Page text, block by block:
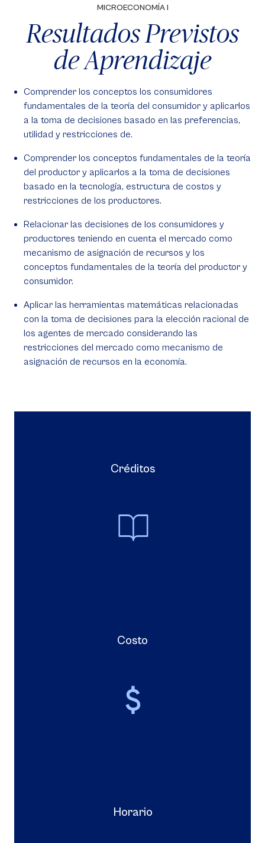
MICROECONOMÍA I
Resultados Previstos
de Aprendizaje
Comprender los conceptos los consumidores
fundamentales de la teoría del consumidor y aplicarlos
a la toma de decisiones basado en las preferencias,
utilidad y restricciones de.
Comprender los conceptos fundamentales de la teoría
del productor y aplicarlos a la toma de decisiones
basado en la tecnología, estructura de costos y
restricciones de los productores.
Relacionar las decisiones de los consumidores y
productores teniendo en cuenta el mercado como
mecanismo de asignación de recursos y los
conceptos fundamentales de la teoría del productor y
consumidor.
Aplicar las herramientas matemáticas relacionadas
con la toma de decisiones para la elección racional de
los agentes de mercado considerando las
restricciones del mercado como mecanismo de
asignación de recursos en la economía.
Créditos
Costo
Horario